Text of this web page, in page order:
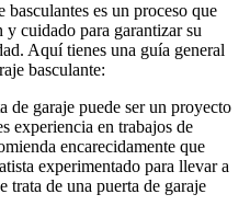
es un proceso que
y cuidado para garantizar su
Aquí tienes una guía general
basculante:
de garaje puede ser un proyecto
experiencia en trabajos de
encarecidamente que
experimentado para llevar a
trata de una puerta de garaje